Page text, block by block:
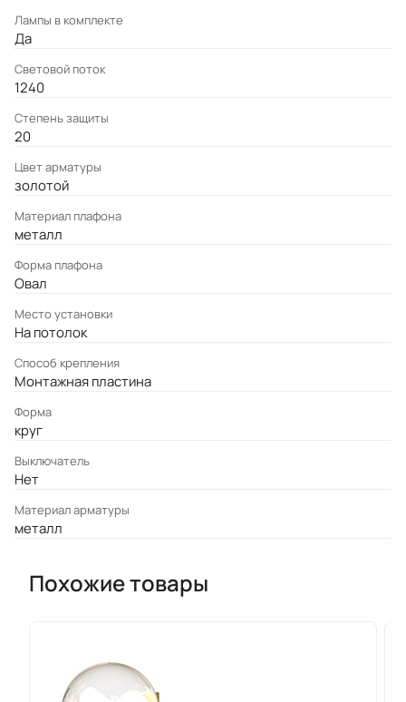
Лампы в комплекте
Да
Световой поток
1240
Степень защиты
20
Цвет арматуры
золотой
Материал плафона
металл
Форма плафона
Овал
Место установки
На потолок
Cпособ крепления
Монтажная пластина
Форма
круг
Выключатель
Нет
Материал арматуры
металл
Похожие товары